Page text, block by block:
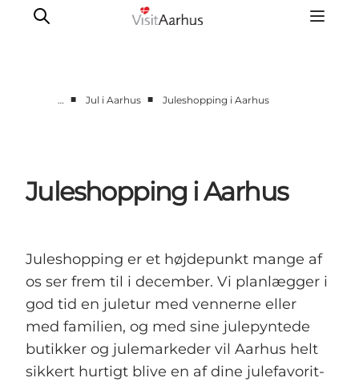
Djursland
Randers
Viborg
Favrskov
… ■ Jul i Aarhus ■ Juleshopping i Aarhus
Juleshopping i Aarhus
Juleshopping er et højdepunkt mange af
os ser frem til i december. Vi planlægger i
god tid en juletur med vennerne eller
med familien, og med sine julepyntede
butikker og julemarkeder vil Aarhus helt
sikkert hurtigt blive en af dine julefavorit-